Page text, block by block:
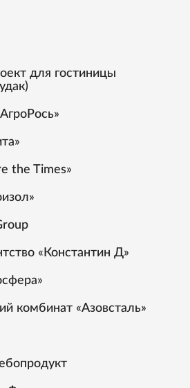
для гостиницы
the Times»
«Константин Д»
комбинат «Азовсталь»